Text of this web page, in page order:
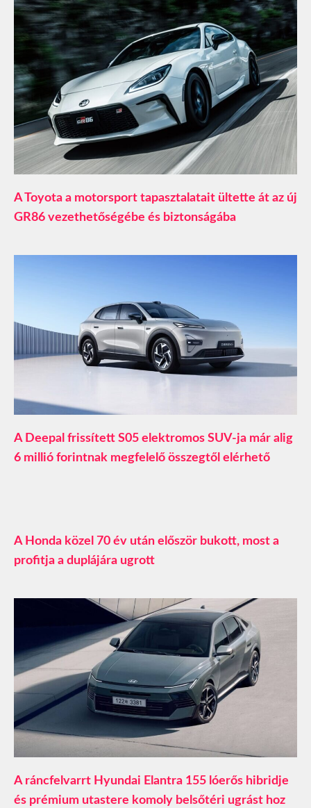
A Toyota a motorsport tapasztalatait ültette át az új
GR86 vezethetőségébe és biztonságába
A Deepal frissített S05 elektromos SUV-ja már alig
6 millió forintnak megfelelő összegtől elérhető
A Honda közel 70 év után először bukott, most a
profitja a duplájára ugrott
A ráncfelvarrt Hyundai Elantra 155 lóerős hibridje
és prémium utastere komoly belsőtéri ugrást hoz